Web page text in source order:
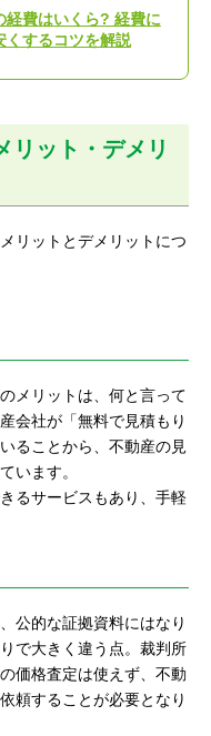
経費はいくら? 経費に
くするコツを解説
リット・デメリ
リットとデメリットにつ
メリットは、何と言って
会社が「無料で見積もり
ることから、不動産の見
います。
るサービスもあり、手軽
公的な証拠資料にはなり
で大きく違う点。裁判所
価格査定は使えず、不動
頼することが必要となり